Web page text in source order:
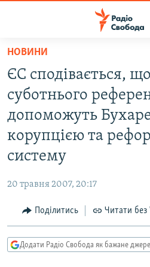
Перейти
основного
матеріалу
Перейти
до
основної
навігації
до
ВСЕ ЗА ДОБУ
СТАТТІ
СПОРТ
УКРАЇНА
РОСІЙСЬКА «ФІЛЬТРАЦІЯ»
КРИМ.РЕАЛІЇ
ТИ ЯК?
СХЕМИ
НОВИНИ
ЄС сподівається,
суботнього
допоможуть
корупцією та
систему
20 травня 2007, 20:17
Поділитись Читати без
Додати Радіо Свобода як бажане